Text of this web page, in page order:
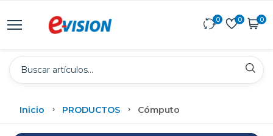
0 0 0
Inicio PRODUCTOS Cómputo